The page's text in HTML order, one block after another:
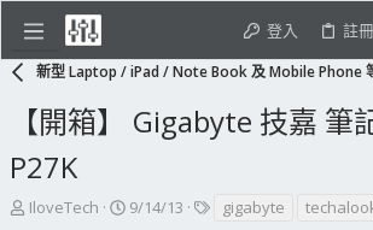
登入 註冊
新型 Laptop / iPad / Note Book 及 Mobile Phone
【開箱】 Gigabyte 技嘉 筆
P27K
主
IloveTech
開
9/14/13
標gigabyte